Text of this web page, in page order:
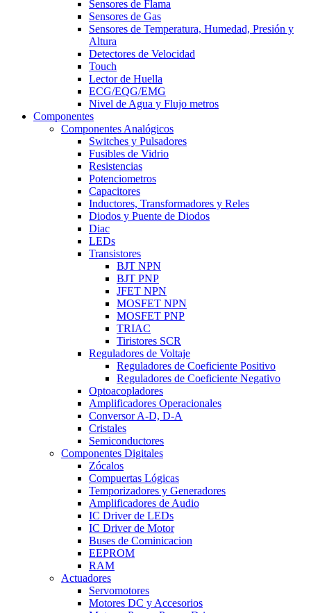
Sensores de Flama
Sensores de Gas
Sensores de Temperatura, Humedad, Presión y
Altura
Detectores de Velocidad
Touch
Lector de Huella
ECG/EQG/EMG
Nivel de Agua y Flujo metros
Componentes
Componentes Analógicos
Switches y Pulsadores
Fusibles de Vidrio
Resistencias
Potenciometros
Capacitores
Inductores, Transformadores y Reles
Diodos y Puente de Diodos
Diac
LEDs
Transistores
BJT NPN
BJT PNP
JFET NPN
MOSFET NPN
MOSFET PNP
TRIAC
Tiristores SCR
Reguladores de Voltaje
Reguladores de Coeficiente Positivo
Reguladores de Coeficiente Negativo
Optoacopladores
Amplificadores Operacionales
Conversor A-D, D-A
Cristales
Semiconductores
Componentes Digitales
Zócalos
Compuertas Lógicas
Temporizadores y Generadores
Amplificadores de Audio
IC Driver de LEDs
IC Driver de Motor
Buses de Cominicacion
EEPROM
RAM
Actuadores
Servomotores
Motores DC y Accesorios